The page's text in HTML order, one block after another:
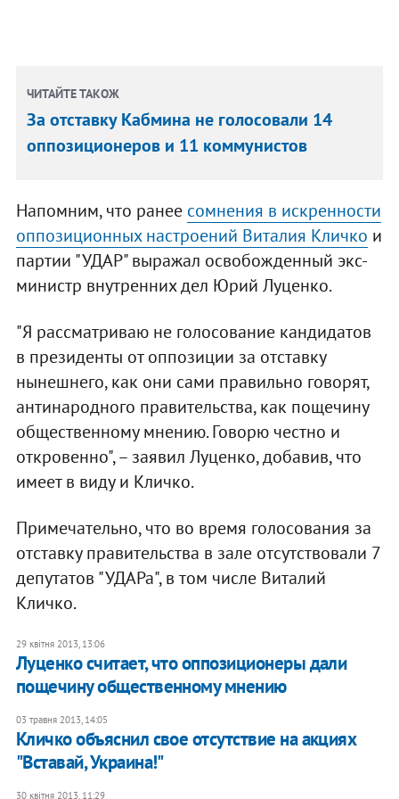
ЧИТАЙТЕ ТАКОЖ
За отставку Кабмина не голосовали 14
оппозиционеров и 11 коммунистов
Напомним, что ранее сомнения в искренности
оппозиционных настроений Виталия Кличко и
партии "УДАР" выражал освобожденный экс-
министр внутренних дел Юрий Луценко.
"Я рассматриваю не голосование кандидатов
в президенты от оппозиции за отставку
нынешнего, как они сами правильно говорят,
антинародного правительства, как пощечину
общественному мнению. Говорю честно и
откровенно", – заявил Луценко, добавив, что
имеет в виду и Кличко.
Примечательно, что во время голосования за
отставку правительства в зале отсутствовали 7
депутатов "УДАРа", в том числе Виталий
Кличко.
29 квітня 2013, 13:06
Луценко считает, что оппозиционеры дали
пощечину общественному мнению
03 травня 2013, 14:05
Кличко объяснил свое отсутствие на акциях
"Вставай, Украина!"
30 квітня 2013, 11:29